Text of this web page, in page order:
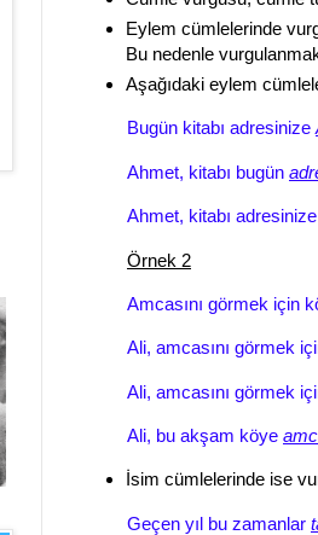
Eylem cümlelerinde
Bu nedenle
Aşağıdaki eylem
Bugün kitabı adresinize
Ahmet, kitabı bugün
Ahmet, kitabı adresinize
Örnek 2
Amcasını görmek için
Ali, amcasını görmek
Ali, amcasını görmek
Ali, bu akşam köye
İsim cümlelerinde ise
Geçen yıl bu zamanlar